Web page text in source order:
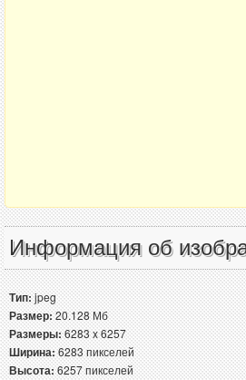
Информация об
Тип:jpeg
Размер:20.128 Мб
Размеры:6283 x 6257
Ширина:6283 пикселей
Высота:6257 пикселей